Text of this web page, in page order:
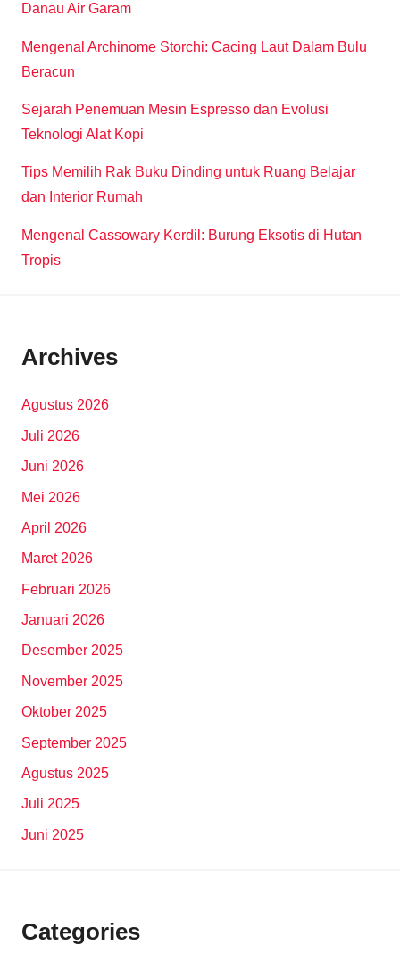
Danau Air Garam
Mengenal Archinome Storchi: Cacing Laut Dalam Bulu
Beracun
Sejarah Penemuan Mesin Espresso dan Evolusi
Teknologi Alat Kopi
Tips Memilih Rak Buku Dinding untuk Ruang Belajar
dan Interior Rumah
Mengenal Cassowary Kerdil: Burung Eksotis di Hutan
Tropis
Archives
Agustus 2026
Juli 2026
Juni 2026
Mei 2026
April 2026
Maret 2026
Februari 2026
Januari 2026
Desember 2025
November 2025
Oktober 2025
September 2025
Agustus 2025
Juli 2025
Juni 2025
Categories